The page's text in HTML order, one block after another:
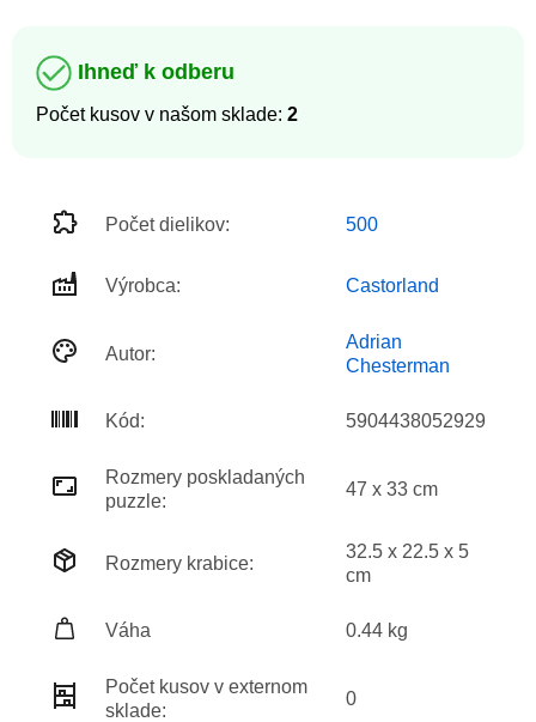
Ihneď k odberu
Počet kusov v našom sklade: 2
Počet dielikov: 500
Výrobca: Castorland
Autor:
Adrian
Chesterman
Kód: 5904438052929
Rozmery poskladaných
puzzle:
47 x 33 cm
Rozmery krabice:
32.5 x 22.5 x 5
cm
Váha 0.44 kg
Počet kusov v externom
sklade:
0